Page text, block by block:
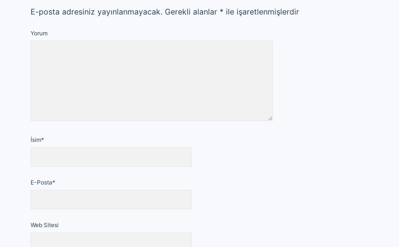
E-posta adresiniz yayınlanmayacak. Gerekli alanlar * ile işaretlenmişlerdir
Yorum
İsim*
E-Posta*
Web Sitesi